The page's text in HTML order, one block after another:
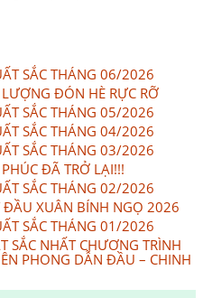
SẮC THÁNG 06/2026
ĐÓN HÈ RỰC RỠ
SẮC THÁNG 05/2026
SẮC THÁNG 04/2026
SẮC THÁNG 03/2026
ĐÃ TRỞ LẠI!!!
SẮC THÁNG 02/2026
XUÂN BÍNH NGỌ 2026
SẮC THÁNG 01/2026
SẮC NHẤT CHƯƠNG TRÌNH
PHONG DẪN ĐẦU – CHINH